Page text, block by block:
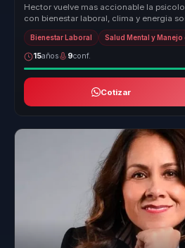
Hector vuelve mas accionable la
con bienestar laboral, clima y energia
empresa...
Bienestar Laboral Salud Mental y Manejo
15años 9conf.
Cotizar